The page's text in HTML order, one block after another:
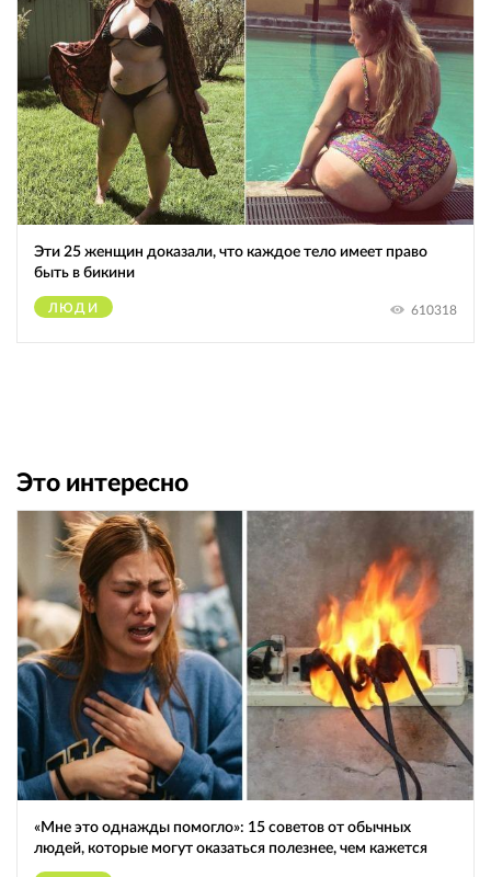
Эти 25 женщин доказали, что каждое тело имеет право
быть в бикини
ЛЮДИ 610318
Это интересно
«Мне это однажды помогло»: 15 советов от обычных
людей, которые могут оказаться полезнее, чем кажется